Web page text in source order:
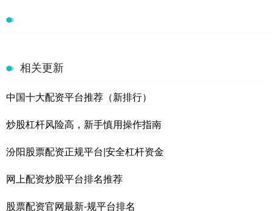
相关更新
中国十大配资平台推荐（新排行）
炒股杠杆风险高，新手慎用操作指南
汾阳股票配资正规平台|安全杠杆资金
网上配资炒股平台排名推荐
股票配资官网最新-规平台排名